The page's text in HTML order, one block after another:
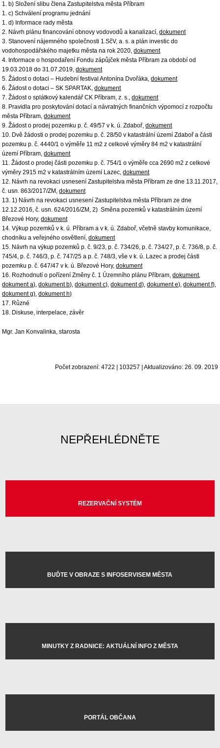
1. b) Složení slibu člena Zastupitelstva města Příbram
1. c) Schválení programu jednání
1. d) Informace rady města
2. Návrh plánu financování obnovy vodovodů a kanalizací,dokument
3. Stanovení nájemného společnosti 1.SčV, a. s. a plán investic do
vodohospodářského majetku města na rok 2020,dokument
4. Informace o hospodaření Fondu zápůjček města Příbram za období od
19.03.2018 do 31.07.2019,dokument
5. Žádost o dotaci – Hudební festival Antonína Dvořáka,dokument
6. Žádost o dotaci – SK SPARTAK,dokument
7. Žádost o splátkový kalendář CK Příbram, z. s.,dokument
8. Pravidla pro poskytování dotací a návratných finančních výpomocí z rozpočtu
města Příbram,dokument
9. Žádost o prodej pozemku p. č. 49/57 v k. ú. Zdaboř,dokument
10. Dvě žádosti o prodej pozemku p. č. 28/50 v katastrální území Zdaboř a části
pozemku p. č. 4440/1 o výměře 11 m2 z celkové výměry 84 m2 v katastrální
území Příbram,dokument
11. Žádost o prodej části pozemku p. č. 754/1 o výměře cca 2690 m2 z celkové
výměry 2915 m2 v katastrálním území Lazec,dokument
12. Návrh na revokaci usnesení Zastupitelstva města Příbram ze dne 13.11.2017,
č. usn. 863/2017/ZM,dokument
13. 1) Návrh na revokaci usnesení Zastupitelstva města Příbram ze dne
12.12.2016, č. usn. 624/2016/ZM, 2) Směna pozemků v katastrálním území
Březové Hory,dokument
14. Výkup pozemků v k. ú. Příbram a v k. ú. Zdaboř, včetně stavby komunikace,
chodníku a veřejného osvětlení,dokument
15. Návrh na výkup pozemků p. č. 9/23, p. č. 734/26, p. č. 734/27, p. č. 736/8, p. č.
745/4, p. č. 746/3, p. č. 747/25 a p. č. 748/3, vše v k. ú. Lazec a prodej části
pozemku p. č. 647/47 v k. ú. Březové Hory,dokument
16. Rozhodnutí o pořízení Změny č. 1 Územního plánu Příbram,dokument,
dokument a),dokument b),dokument c),dokument d),dokument e),dokument f),
dokument g),dokument h)
17. Různé
18. Diskuse, interpelace, závěr
Mgr. Jan Konvalinka, starosta
Počet zobrazení: 4722 | 103257 | Aktualizováno: 26. 09. 2019
NEPŘEHLÉDNĚTE
REZERVAČNÍ SYSTÉM
BUĎTE V OBRAZE S INFOSERVISEM MĚSTA
MINUTKY Z RADNICE: AKTUÁLNÍ INFO Z MĚSTA
PORTÁL OBČANA